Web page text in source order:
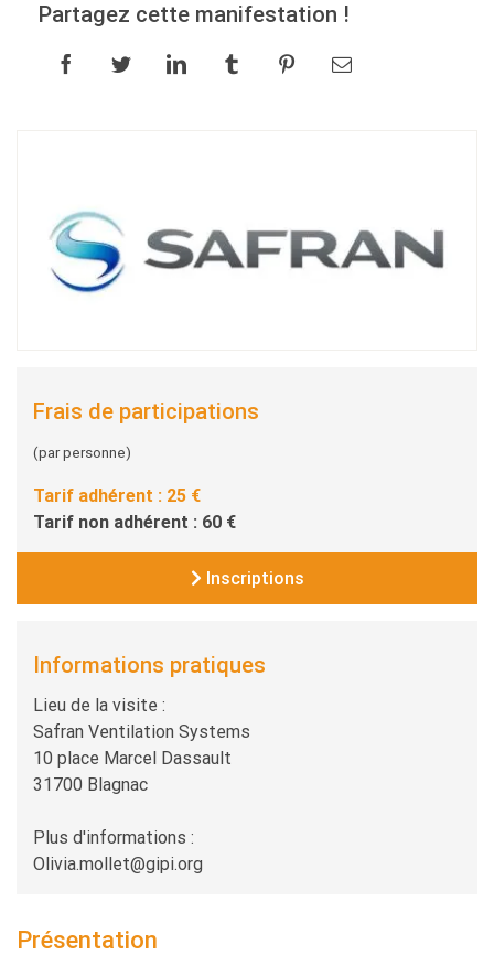
Partagez cette manifestation !
Frais de participations
(par personne)
Tarif adhérent : 25 €
Tarif non adhérent : 60 €
Inscriptions
Informations pratiques
Lieu de la visite :
Safran Ventilation Systems
10 place Marcel Dassault
31700 Blagnac
Plus d'informations :
Olivia.mollet@gipi.org
Présentation